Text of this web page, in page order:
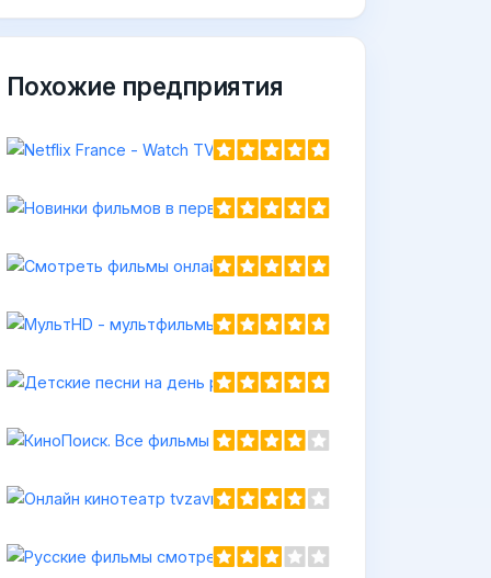
Похожие предприятия
КиноПоиск. Все фильмы
https://kinopoisk.ru